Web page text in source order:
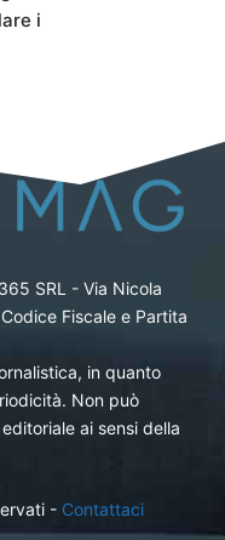
i
SRL - Via Nicola
Fiscale e Partita
in quanto
Non può
ai sensi della
- Contattaci